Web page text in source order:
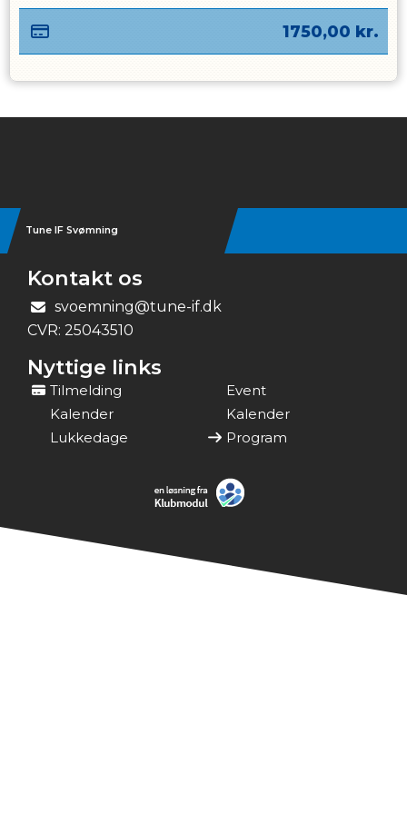
1750,00 kr.
Tune IF Svømning
Kontakt os
svoemning@tune-if.dk
CVR: 25043510
Nyttige links
Tilmelding
Event
Kalender
Kalender
Lukkedage
Program